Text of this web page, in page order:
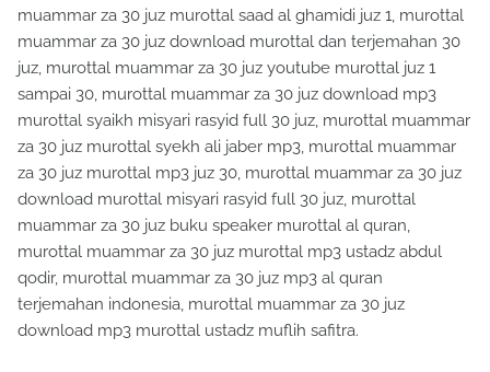
muammar za 30 juz murottal saad al ghamidi juz 1, murottal
muammar za 30 juz download murottal dan terjemahan 30
juz, murottal muammar za 30 juz youtube murottal juz 1
sampai 30, murottal muammar za 30 juz download mp3
murottal syaikh misyari rasyid full 30 juz, murottal muammar
za 30 juz murottal syekh ali jaber mp3, murottal muammar
za 30 juz murottal mp3 juz 30, murottal muammar za 30 juz
download murottal misyari rasyid full 30 juz, murottal
muammar za 30 juz buku speaker murottal al quran,
murottal muammar za 30 juz murottal mp3 ustadz abdul
qodir, murottal muammar za 30 juz mp3 al quran
terjemahan indonesia, murottal muammar za 30 juz
download mp3 murottal ustadz muflih safitra.